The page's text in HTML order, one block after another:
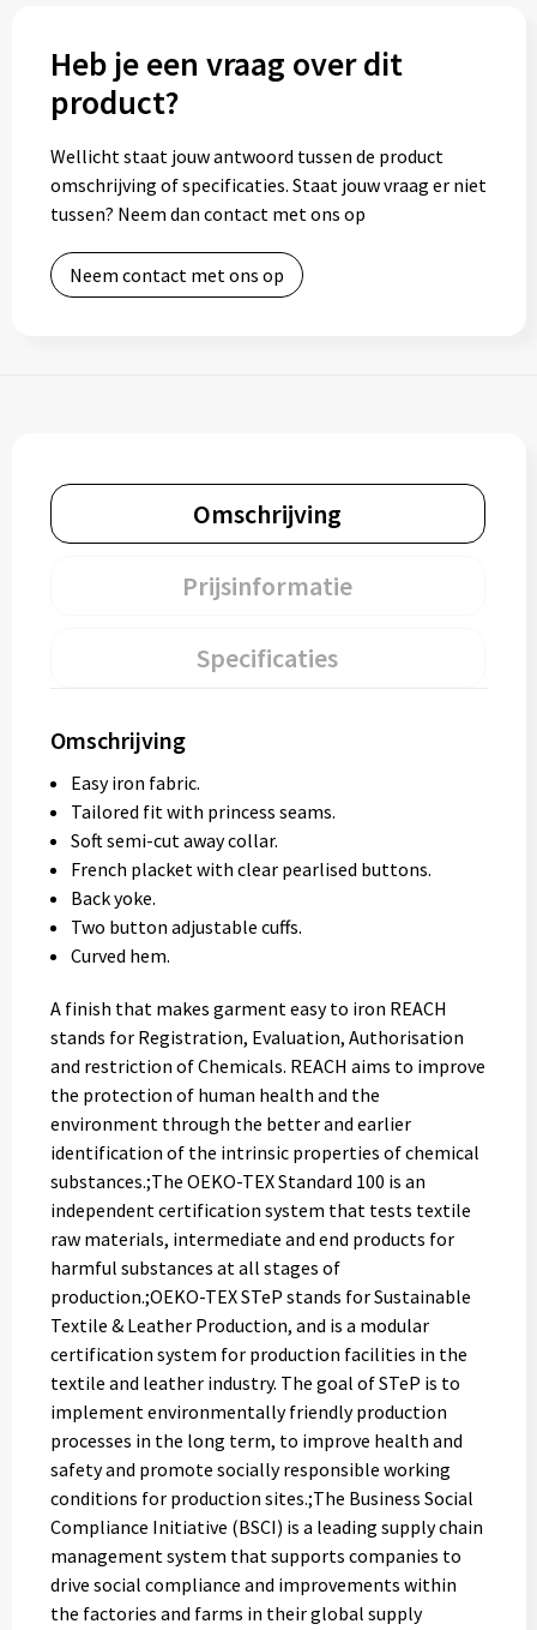
Heb je een vraag over dit
product?
Wellicht staat jouw antwoord tussen de product
omschrijving of specificaties. Staat jouw vraag er niet
tussen? Neem dan contact met ons op
Neem contact met ons op
Omschrijving
Prijsinformatie
Specificaties
Omschrijving
Easy iron fabric.
Tailored fit with princess seams.
Soft semi-cut away collar.
French placket with clear pearlised buttons.
Back yoke.
Two button adjustable cuffs.
Curved hem.
A finish that makes garment easy to iron REACH
stands for Registration, Evaluation, Authorisation
and restriction of Chemicals. REACH aims to improve
the protection of human health and the
environment through the better and earlier
identification of the intrinsic properties of chemical
substances.;The OEKO-TEX Standard 100 is an
independent certification system that tests textile
raw materials, intermediate and end products for
harmful substances at all stages of
production.;OEKO-TEX STeP stands for Sustainable
Textile & Leather Production, and is a modular
certification system for production facilities in the
textile and leather industry. The goal of STeP is to
implement environmentally friendly production
processes in the long term, to improve health and
safety and promote socially responsible working
conditions for production sites.;The Business Social
Compliance Initiative (BSCI) is a leading supply chain
management system that supports companies to
drive social compliance and improvements within
the factories and farms in their global supply